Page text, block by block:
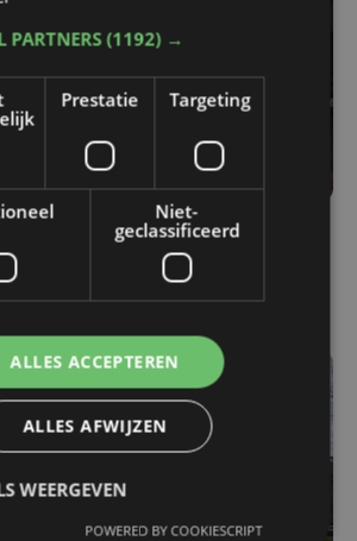
augustus | 09:32
PARTNERS(1192) →
Prestatie Targeting
Niet-
geclassificeerd
ALLES ACCEPTEREN
ALLES AFWIJZEN
WEERGEVEN
POWERED BY COOKIESCRIPT